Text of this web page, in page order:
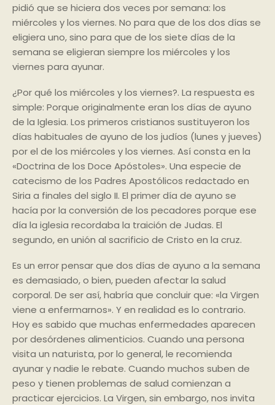
pidió que se hiciera dos veces por semana: los
miércoles y los viernes. No para que de los dos días se
eligiera uno, sino para que de los siete días de la
semana se eligieran siempre los miércoles y los
viernes para ayunar.
¿Por qué los miércoles y los viernes?. La respuesta es
simple: Porque originalmente eran los días de ayuno
de la Iglesia. Los primeros cristianos sustituyeron los
días habituales de ayuno de los judíos (lunes y jueves)
por el de los miércoles y los viernes. Así consta en la
«Doctrina de los Doce Apóstoles». Una especie de
catecismo de los Padres Apostólicos redactado en
Siria a finales del siglo II. El primer día de ayuno se
hacía por la conversión de los pecadores porque ese
día la iglesia recordaba la traición de Judas. El
segundo, en unión al sacrificio de Cristo en la cruz.
Es un error pensar que dos días de ayuno a la semana
es demasiado, o bien, pueden afectar la salud
corporal. De ser así, habría que concluir que: «la Virgen
viene a enfermarnos». Y en realidad es lo contrario.
Hoy es sabido que muchas enfermedades aparecen
por desórdenes alimenticios. Cuando una persona
visita un naturista, por lo general, le recomienda
ayunar y nadie le rebate. Cuando muchos suben de
peso y tienen problemas de salud comienzan a
practicar ejercicios. La Virgen, sin embargo, nos invita